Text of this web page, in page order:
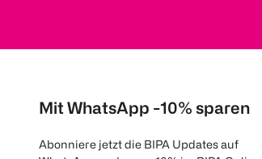
Mit WhatsApp -10% sparen
Abonniere jetzt die BIPA Updates auf